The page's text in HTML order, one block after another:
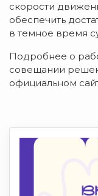
скорости
обеспечить
в темное время
Подробнее о
совещании
официальном